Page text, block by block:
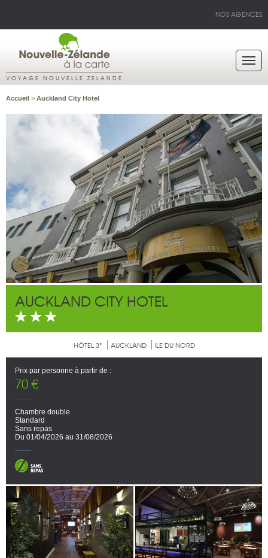
NOS AGENCES
VOYAGE NOUVELLE ZELANDE
Accueil > Auckland City Hotel
AUCKLAND CITY HOTEL
HÔTEL 3* AUCKLAND ILE DU NORD
Prix par personne à partir de :
70 €
Chambre double
Standard
Sans repas
Du 01/04/2026 au 31/08/2026